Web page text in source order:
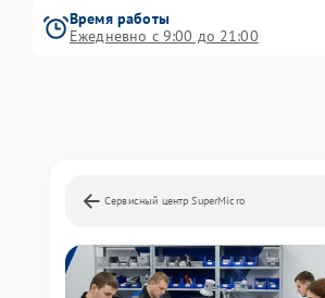
Время работы
Ежедневно с 9:00 до 21:00
Сервисный центр SuperMicro